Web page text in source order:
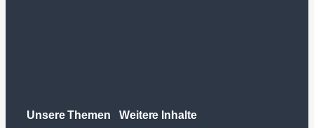
Unsere Themen Weitere Inhalte